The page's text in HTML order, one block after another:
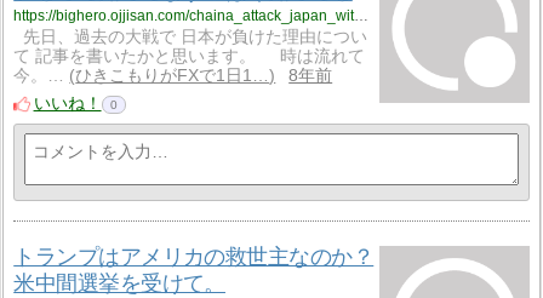
https://bighero.ojjisan.com/chaina_attack_japan_with_information_war/
先日、過去の大戦で 日本が負けた理由につい
て 記事を書いたかと思います。 時は流れて
今。…
ひきこもりがFXで1日1…
8年前
いいね！
0
トランプはアメリカの救世主なのか？
米中間選挙を受けて。